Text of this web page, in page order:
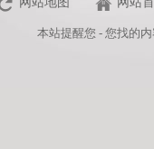
本站提醒您 - 您找的